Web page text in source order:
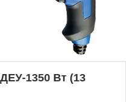
1350 Вт (13